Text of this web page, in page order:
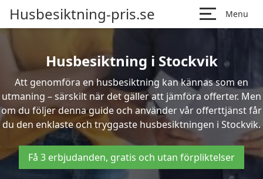
Husbesiktning-pris.se Menu
Husbesiktning i Stockvik
Att genomföra en husbesiktning kan kännas som en
utmaning – särskilt när det gäller att jämföra offerter. Men
om du följer denna guide och använder vår offerttjänst får
du den enklaste och tryggaste husbesiktningen i Stockvik.
Få 3 erbjudanden, gratis och utan förpliktelser